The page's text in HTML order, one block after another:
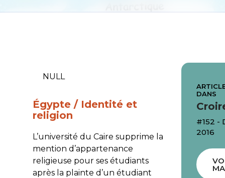
NULL
Égypte / Identité et
religion
L’université du Caire supprime la
mention d’appartenance
religieuse pour ses étudiants
après la plainte d’un étudiant
DANS
#152 -
2016